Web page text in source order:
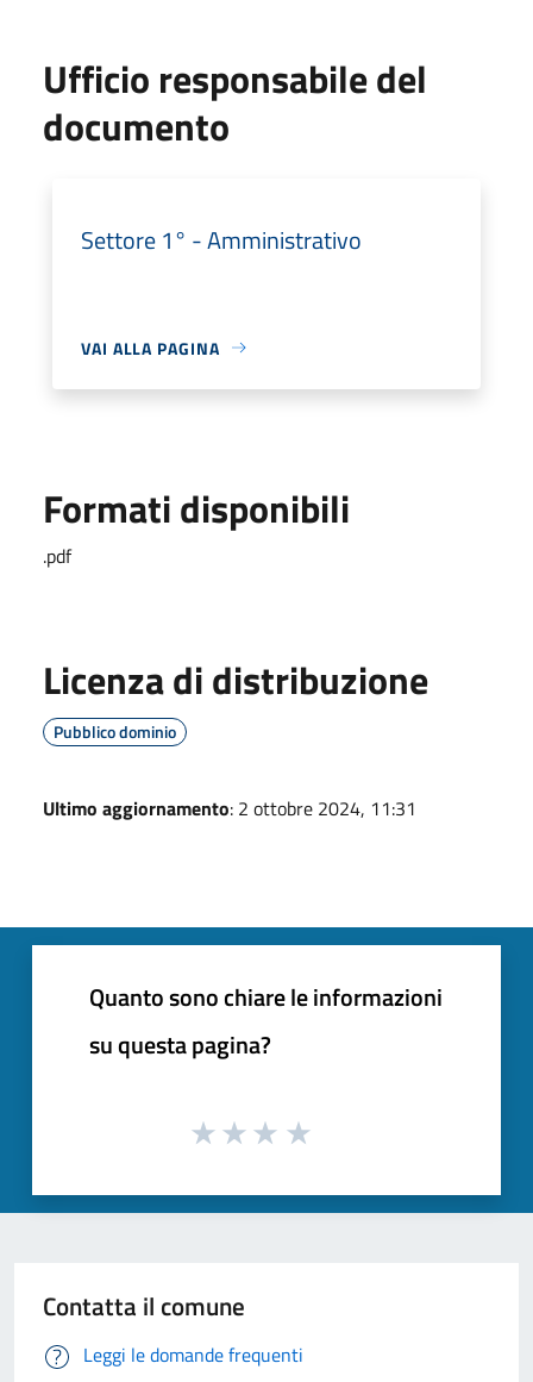
Ufficio responsabile del
documento
Settore 1° - Amministrativo
VAI ALLA PAGINA
Formati disponibili
.pdf
Licenza di distribuzione
Pubblico dominio
Ultimo aggiornamento: 2 ottobre 2024, 11:31
Quanto sono chiare le informazioni
su questa pagina?
Contatta il comune
Leggi le domande frequenti